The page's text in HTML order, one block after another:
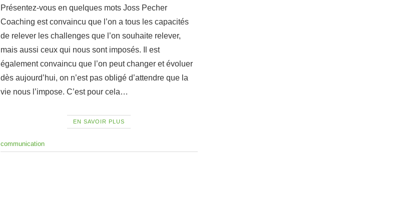
Présentez-vous en quelques mots Joss Pecher
Coaching est convaincu que l’on a tous les capacités
de relever les challenges que l’on souhaite relever,
mais aussi ceux qui nous sont imposés. Il est
également convaincu que l’on peut changer et évoluer
dès aujourd’hui, on n’est pas obligé d’attendre que la
vie nous l’impose. C’est pour cela…
EN SAVOIR PLUS
communication